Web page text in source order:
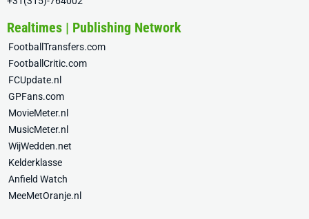
Realtimes | Publishing Network
FootballTransfers.com
FootballCritic.com
FCUpdate.nl
GPFans.com
MovieMeter.nl
MusicMeter.nl
WijWedden.net
Kelderklasse
Anfield Watch
MeeMetOranje.nl